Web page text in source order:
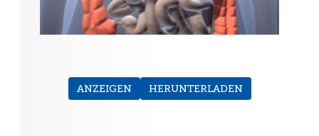
ANZEIGEN HERUNTERLADEN